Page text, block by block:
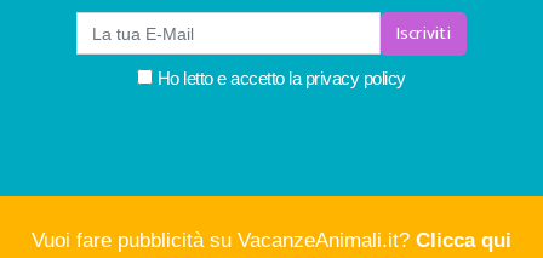
Iscriviti
Ho letto e accetto la privacy policy
Vuoi fare pubblicità su VacanzeAnimali.it? Clicca qui